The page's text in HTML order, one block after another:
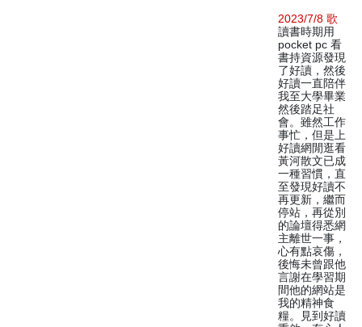
2023/7/8 歌
讀書時期用
pocket pc 看
書持資源發現
了好讀，然後
好讀一直陪伴
我至大學畢業
然後踏足社
會。雖然工作
事忙，但是上
好讀網閒逛看
黃河散文已成
一種習慣，直
至發現好讀不
再更新，繼而
停站，再從別
的論壇得悉網
主離世一事，
心有點哀傷，
後悔未曾跟他
言謝在學習期
間他的網站是
我的精神食
糧。見到好讀